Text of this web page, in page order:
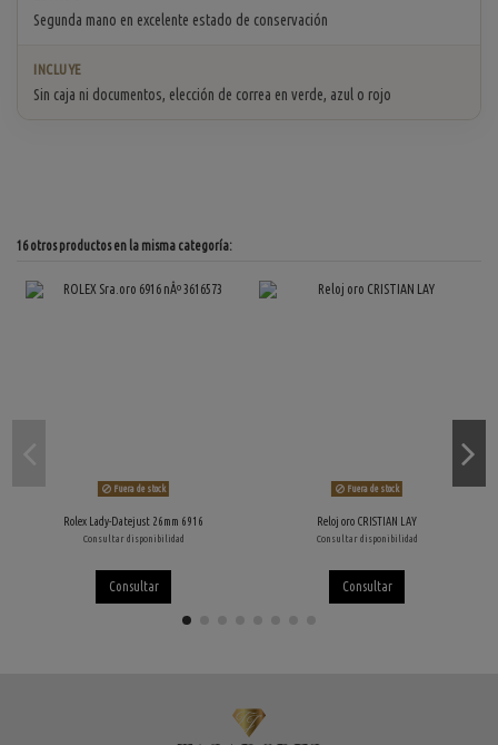
Segunda mano en excelente estado de conservación
INCLUYE
Sin caja ni documentos, elección de correa en verde, azul o rojo
16 otros productos en la misma categoría:
Fuera de stock
Rolex Lady-Datejust 26mm 6916
Consultar disponibilidad
Consultar
Fuera de stock
Reloj oro CRISTIAN LAY
Consultar disponibilidad
Consultar